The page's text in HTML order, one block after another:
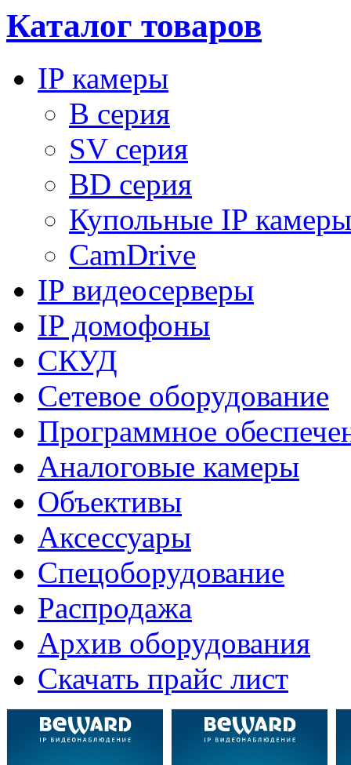
Каталог товаров
IP камеры
B серия
SV серия
BD серия
Купольные IP
CamDrive
IP видеосерверы
IP домофоны
СКУД
Сетевое оборудование
Программное
Аналоговые камеры
Объективы
Аксессуары
Спецоборудование
Распродажа
Архив оборудования
Скачать прайс лист